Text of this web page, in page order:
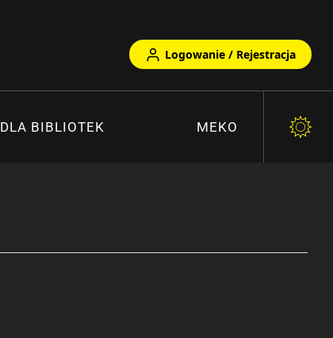
Logowanie / Rejestracja
DLA BIBLIOTEK MEKO